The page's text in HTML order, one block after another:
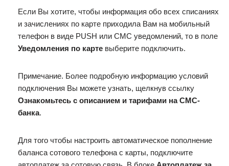
Если Вы хотите, чтобы информация обо всех списаниях
и зачислениях по карте приходила Вам на мобильный
телефон в виде PUSH или СМС уведомлений, то в поле
Уведомления по карте выберите подключить.
Примечание. Более подробную информацию условий
подключения Вы можете узнать, щелкнув ссылку
Ознакомьтесь с описанием и тарифами на СМС-
банка.
Для того чтобы настроить автоматическое пополнение
баланса сотового телефона с карты, подключите